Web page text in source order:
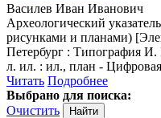
Василев Иван Иванович
Археологический
рисунками и планами)
Петербург : Типография
л. ил. : ил., план -
Читать Подробнее
Выбрано для поиска:
Очистить